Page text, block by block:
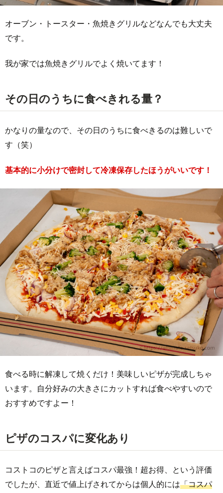
オーブン・トースター・魚焼きグリルなどなんでも大丈夫
です。
我が家では魚焼きグリルでよく焼いてます！
その日のうちに食べきれる量？
かなりの量なので、その日のうちに食べきるのは難しいで
す（笑）
基本的に小分けで密封して冷凍保存したほうがいいです！
食べる時に解凍して焼くだけ！美味しいピザが完成しちゃ
います。自分好みの大きさにカットすれば食べやすいので
おすすめですよー！
ピザのコスパに変化あり
コストコのピザと言えばコスパ最強！超お得、という評価
でしたが、直近で値上げされてからは個人的には「コスパ